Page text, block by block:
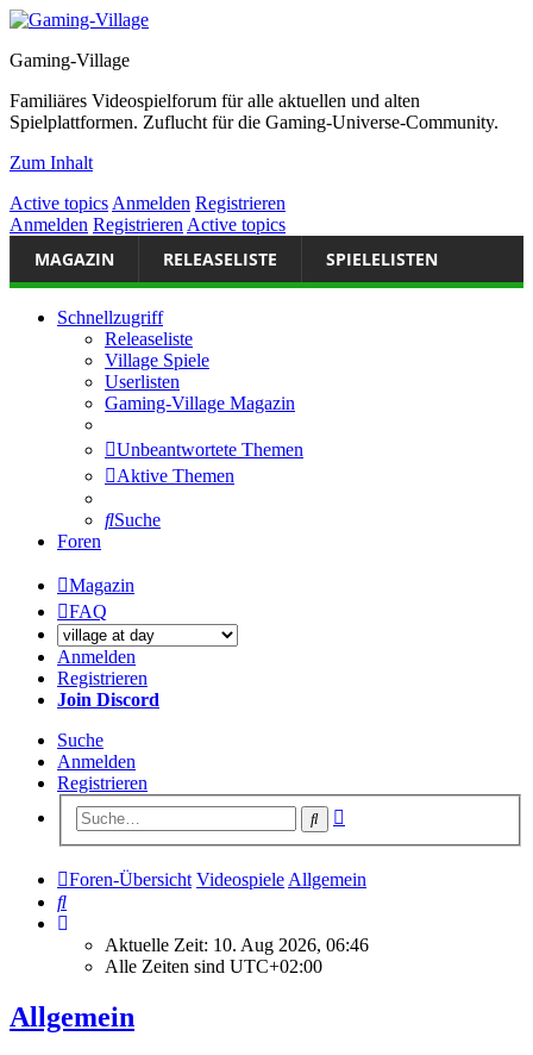
Gaming-Village
Familiäres Videospielforum für alle aktuellen und alten
Spielplattformen. Zuflucht für die Gaming-Universe-Community.
Zum Inhalt
Active topics Anmelden Registrieren
Anmelden Registrieren Active topics
MAGAZIN RELEASELISTE SPIELELISTEN
Schnellzugriff
Releaseliste
Village Spiele
Userlisten
Gaming-Village Magazin
Unbeantwortete Themen
Aktive Themen
Suche
Foren
Magazin
FAQ
Anmelden
Registrieren
Join Discord
Suche
Anmelden
Registrieren
Suche
Foren-Übersicht Videospiele Allgemein
Suche
Aktuelle Zeit: 10. Aug 2026, 06:46
Alle Zeiten sind UTC+02:00
Allgemein